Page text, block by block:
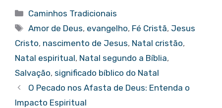
c
e
b
o
o
k
it
te
r
at
s
A
p
p
er
e
st
g
g
er
e
Categorias
Caminhos Tradicionais
Tags
Amor de Deus, evangelho, Fé Cristã, Jesus
Cristo, nascimento de Jesus, Natal cristão,
Natal espiritual, Natal segundo a Bíblia,
Salvação, significado bíblico do Natal
O Pecado nos Afasta de Deus: Entenda o
Impacto Espiritual